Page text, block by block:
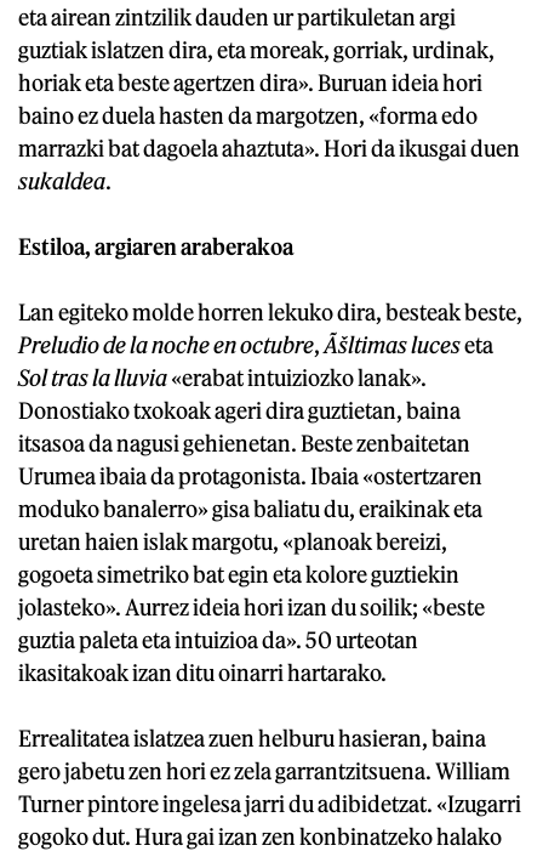
eta airean zintzilik dauden ur partikuletan argi
guztiak islatzen dira, eta moreak, gorriak, urdinak,
horiak eta beste agertzen dira». Buruan ideia hori
baino ez duela hasten da margotzen, «forma edo
marrazki bat dagoela ahaztuta». Hori da ikusgai duen
sukaldea.
Estiloa, argiaren araberakoa
Lan egiteko molde horren lekuko dira, besteak beste,
Preludio de la noche en octubre,Ãšltimas luceseta
Sol tras la lluvia«erabat intuiziozko lanak».
Donostiako txokoak ageri dira guztietan, baina
itsasoa da nagusi gehienetan. Beste zenbaitetan
Urumea ibaia da protagonista. Ibaia «ostertzaren
moduko banalerro» gisa baliatu du, eraikinak eta
uretan haien islak margotu, «planoak bereizi,
gogoeta simetriko bat egin eta kolore guztiekin
jolasteko». Aurrez ideia hori izan du soilik; «beste
guztia paleta eta intuizioa da». 50 urteotan
ikasitakoak izan ditu oinarri hartarako.
Errealitatea islatzea zuen helburu hasieran, baina
gero jabetu zen hori ez zela garrantzitsuena. William
Turner pintore ingelesa jarri du adibidetzat. «Izugarri
gogoko dut. Hura gai izan zen konbinatzeko halako